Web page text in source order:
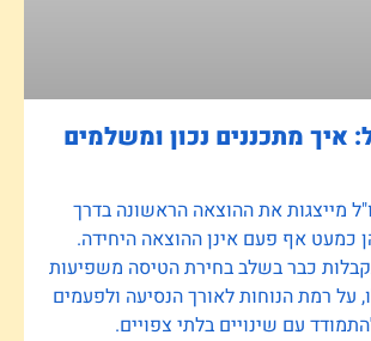
איך מתכננים נכון ומשלמים
מייצגות את ההוצאה הראשונה בדרך
כמעט אף פעם אינן ההוצאה היחידה.
כבר בשלב בחירת הטיסה משפיעות
על רמת הנוחות לאורך הנסיעה ולפעמים
עם שינויים בלתי צפויים.